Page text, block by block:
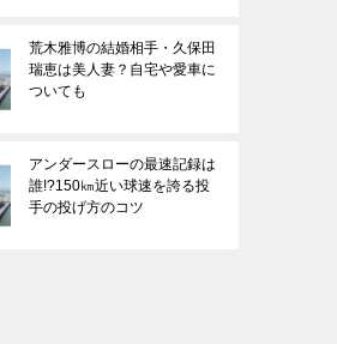
荒木雅博の結婚相手・久保田
瑞恵は美人妻？自宅や愛車に
ついても
アンダースローの最速記録は
誰!?150㎞近い球速を誇る投
手の投げ方のコツ